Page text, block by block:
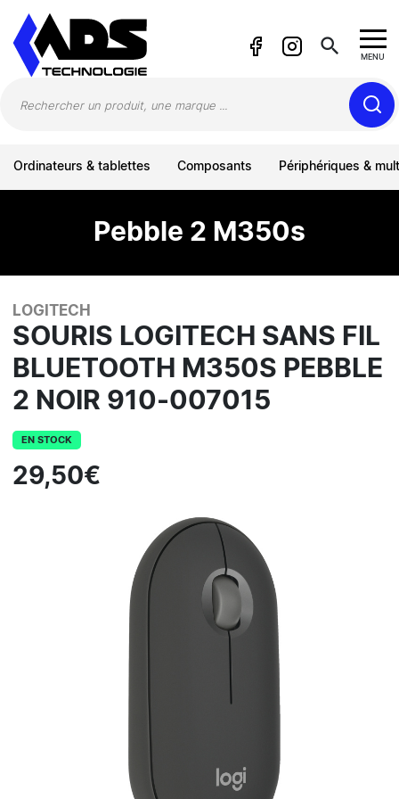
search MENU
Ordinateurs & tablettes Composants Périphériques &
Pebble 2 M350s
LOGITECH
SOURIS LOGITECH SANS FIL
BLUETOOTH M350S PEBBLE
2 NOIR 910-007015
EN STOCK
29,50€